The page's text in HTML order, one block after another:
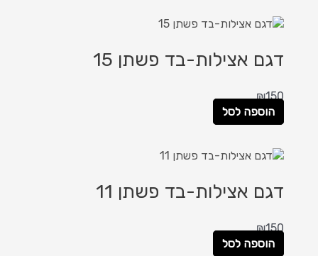
דגם אצילות-בד פשתן 15
₪150
הוספה לסל
דגם אצילות-בד פשתן 11
₪150
הוספה לסל